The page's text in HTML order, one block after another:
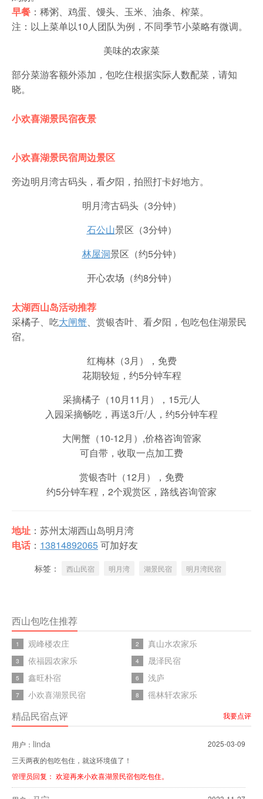
早餐 ：稀粥、鸡蛋、馒头、玉米、油条、榨菜。
注：以上菜单以10人团队为例，不同季节小菜略有微调。
美味的农家菜
部分菜游客额外添加，包吃住根据实际人数配菜，请知
晓。
小欢喜湖景民宿夜景
小欢喜湖景民宿周边景区
旁边明月湾古码头，看夕阳，拍照打卡好地方。 ​
明月湾古码头（3分钟）
石公山景区（3分钟）
林屋洞景区（约5分钟）
开心农场（约8分钟）
太湖西山岛活动推荐
采橘子、吃大闸蟹、赏银杏叶、看夕阳，包吃包住湖景民
宿。
红梅林（3月），免费
花期较短，约5分钟车程
采摘橘子（10月11月），15元/人
入园采摘畅吃，再送3斤/人，约5分钟车程
大闸蟹（10-12月）,价格咨询管家
可自带，收取一点加工费
赏银杏叶（12月），免费
约5分钟车程，2个观赏区，路线咨询管家
地址 ：苏州太湖西山岛明月湾
电话 ： 13814892065可加好友
标签： 西山民宿 明月湾 湖景民宿 明月湾民宿
西山包吃住推荐
1 观峰楼农庄 2 真山水农家乐
3 依福园农家乐 4 晟泽民宿
5 鑫旺朴宿 6 浅庐
7 小欢喜湖景民宿 8 徭林轩农家乐
精品民宿点评 我要点评
用户： linda
2025-03-09
三天两夜的包吃包住，就这环境值了！
管理员回复： 欢迎再来小欢喜湖景民宿包吃包住。